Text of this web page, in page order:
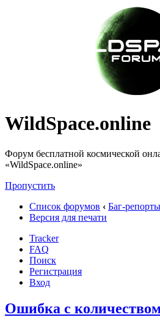
WildSpace.online
Форум бесплатной космической
«WildSpace.online»
Пропустить
Список форумов ‹ Баг-репорты
Версия для печати
Tracker
FAQ
Поиск
Регистрация
Вход
Ошибка с